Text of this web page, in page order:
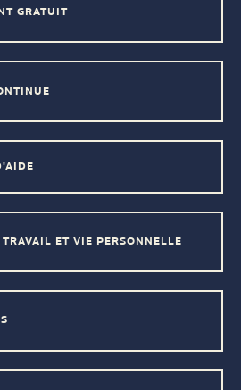
GRATUIT
ET VIE PERSONNELLE